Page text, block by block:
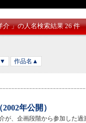
介 」の人名検索結果 26 件
作品名▲
年公開）
が、企画段階から参加した